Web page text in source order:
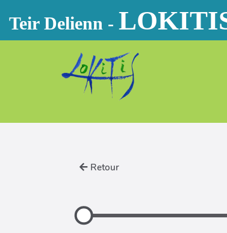
Aller au contenu principal
Teir Delienn -
Retour